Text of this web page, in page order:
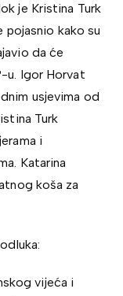
je Kristina Turk
pojasnio kako su
da će
u. Igor Horvat
usjevima od
Turk
i
Katarina
koša za
vijeća i